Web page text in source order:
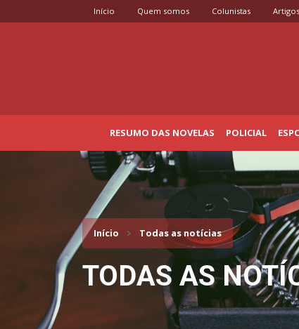
Início Quem somos Colunistas Artigos
RESUMO DAS NOVELAS POLICIAL
Início Todas as notícias
TODAS AS